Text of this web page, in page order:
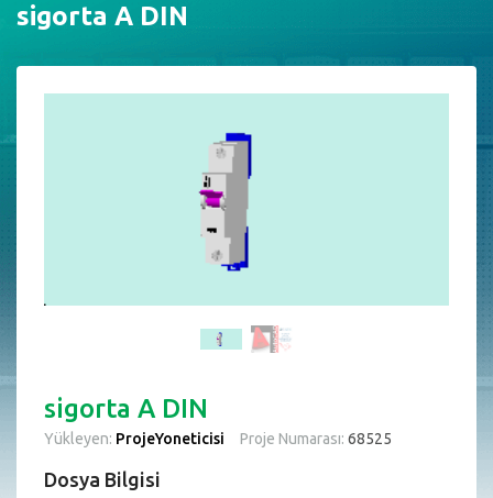
sigorta A DIN
sigorta A DIN
Yükleyen:ProjeYoneticisi